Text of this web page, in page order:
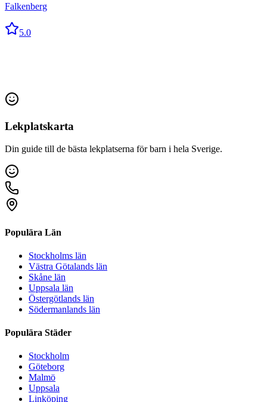
Falkenberg
5.0
Lekplatskarta
Din guide till de bästa lekplatserna för barn i hela Sverige.
Populära Län
Stockholms län
Västra Götalands län
Skåne län
Uppsala län
Östergötlands län
Södermanlands län
Populära Städer
Stockholm
Göteborg
Malmö
Uppsala
Linköping